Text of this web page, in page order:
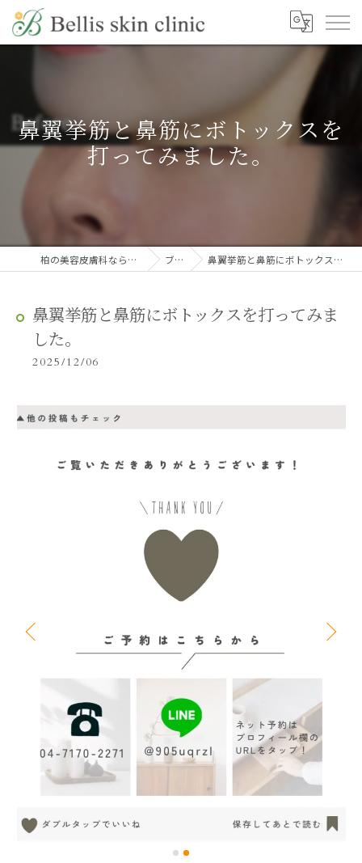
鼻翼挙筋と鼻筋にボトックスを
打ってみました。
柏の美容皮膚科ならBellis skin clinic ブログ 鼻翼挙筋と鼻筋にボトックスを打ってみました。
鼻翼挙筋と鼻筋にボトックスを打ってみま
した。
2025/12/06